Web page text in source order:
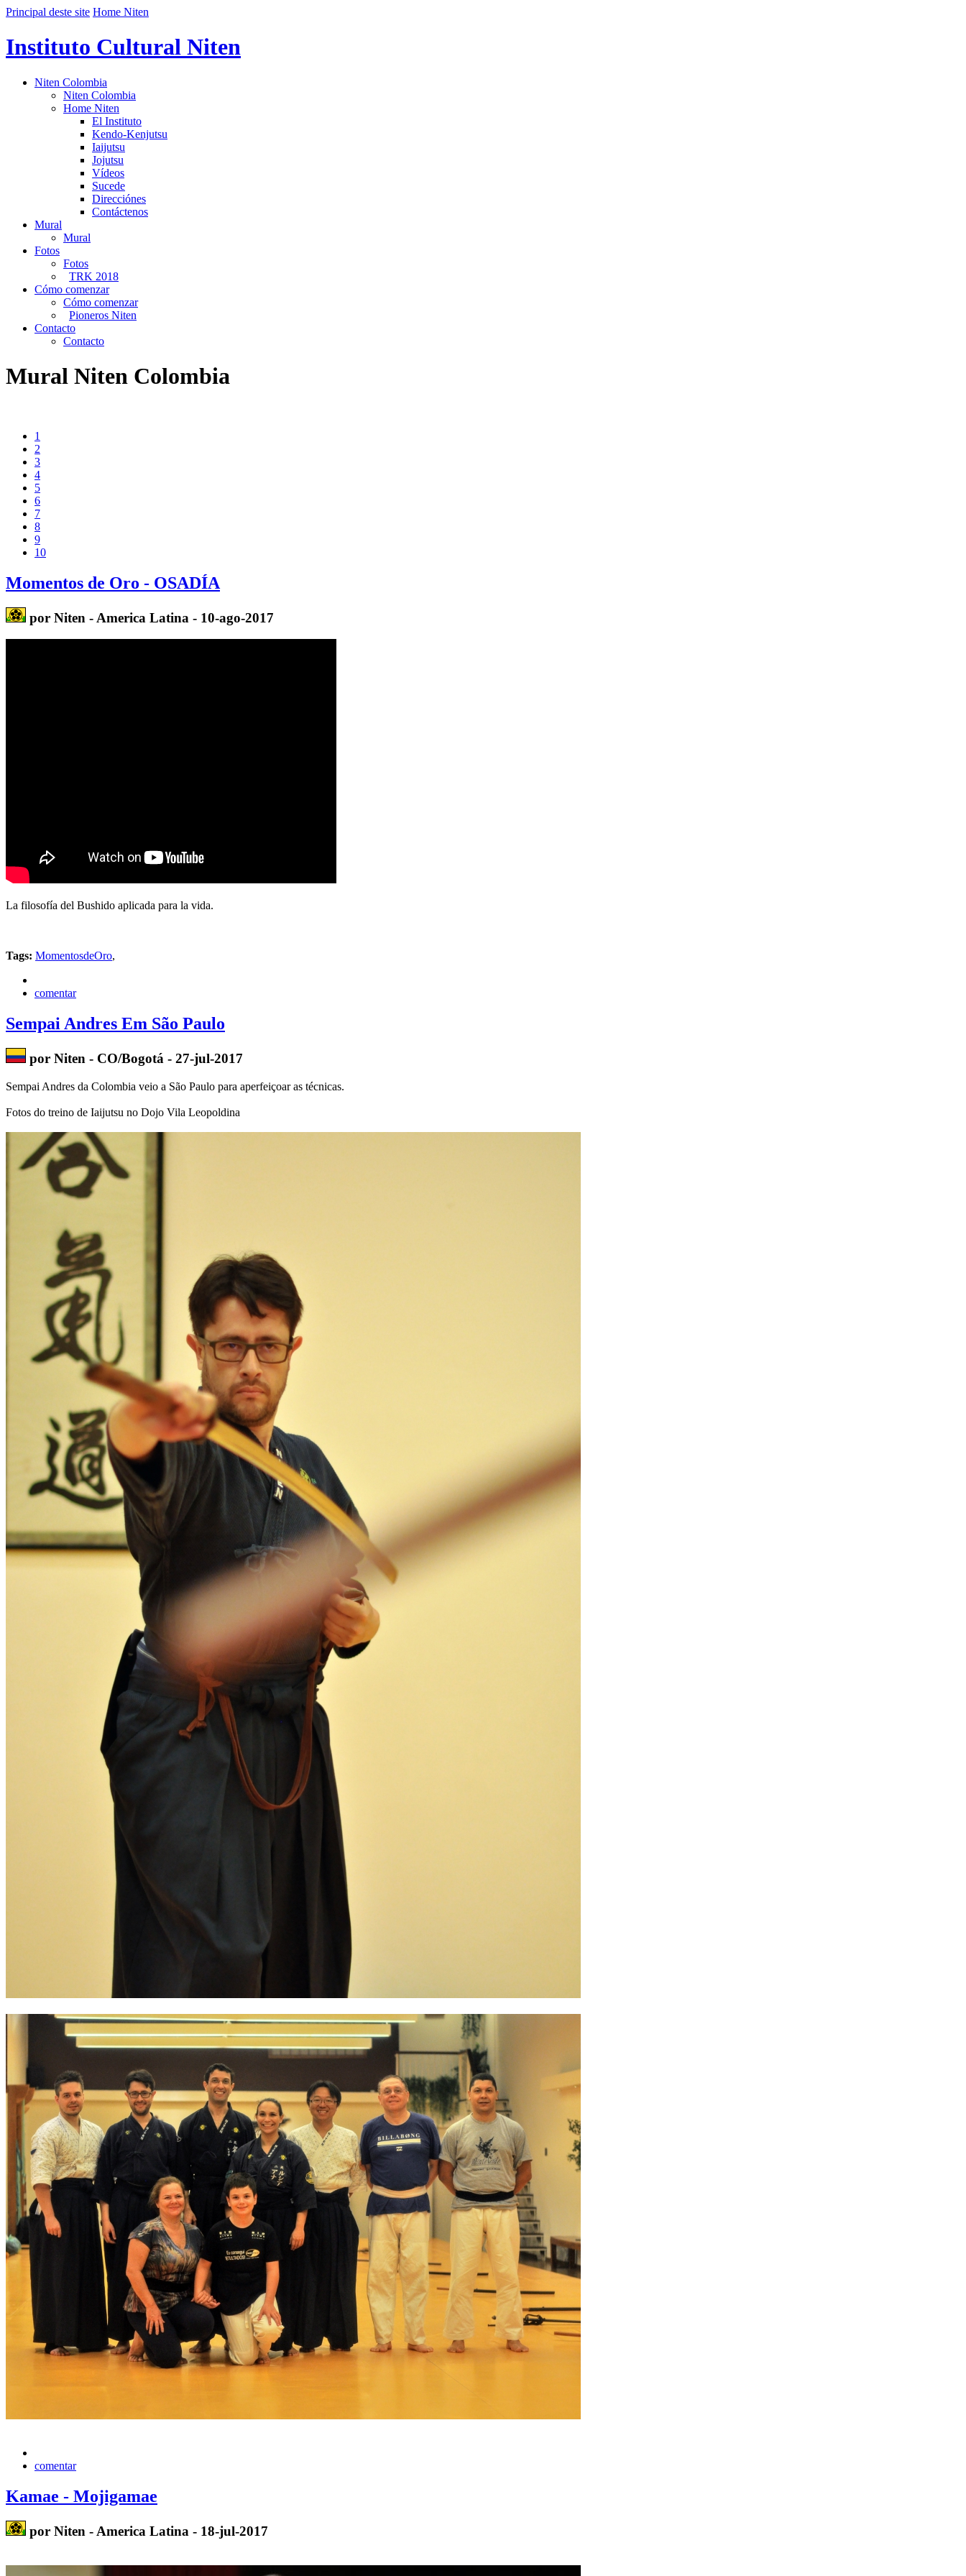
Principal deste site Home Niten
Instituto Cultural Niten
Niten Colombia
Niten Colombia
Home Niten
El Instituto
Kendo-Kenjutsu
Iaijutsu
Jojutsu
Vídeos
Sucede
Direcciónes
Contáctenos
Mural
Mural
Fotos
Fotos
TRK 2018
Cómo comenzar
Cómo comenzar
Pioneros Niten
Contacto
Contacto
Mural Niten Colombia
1
2
3
4
5
6
7
8
9
10
Momentos de Oro - OSADÍA
por Niten - America Latina - 10-ago-2017
La filosofía del Bushido aplicada para la vida.
Tags: MomentosdeOro,
comentar
Sempai Andres Em São Paulo
por Niten - CO/Bogotá - 27-jul-2017
Sempai Andres da Colombia veio a São Paulo para aperfeiçoar as técnicas.
Fotos do treino de Iaijutsu no Dojo Vila Leopoldina
comentar
Kamae - Mojigamae
por Niten - America Latina - 18-jul-2017